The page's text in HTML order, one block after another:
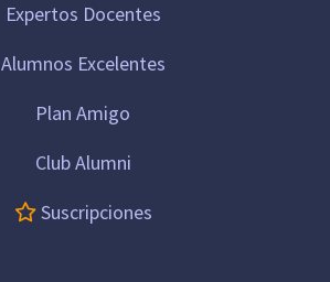
Expertos Docentes
Alumnos Excelentes
Plan Amigo
Club Alumni
Suscripciones